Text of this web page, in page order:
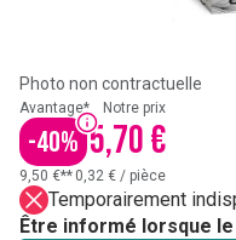
Photo non contractuelle
Avantage*
-40%
Notre prix
5,70 €
9,50 €** 0,32 € / pièce
Temporairement
Être informé lorsque